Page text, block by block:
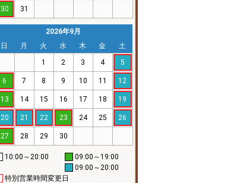
30 31
2026年9月
日
月 火 水 木 金
土
1
2 3 4 5
6 7 8 9 10 11 12
13 14 15 16 17 18 19
20 21 22 23 24 25 26
27 28 29 30
10:00～20:00
09:00～19:00
09:00～20:00
特別営業時間変更日